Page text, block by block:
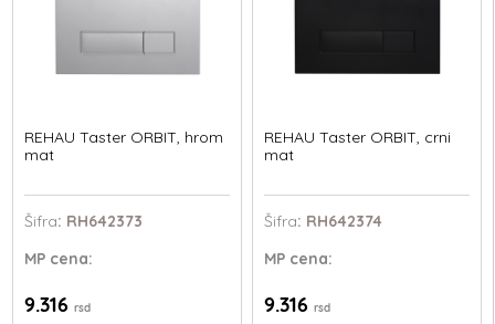
REHAU Taster ORBIT, hrom
mat
Šifra: RH642373
MP cena:
9.316rsd
REHAU Taster ORBIT, crni
mat
Šifra: RH642374
MPcena:
9.316 rsd